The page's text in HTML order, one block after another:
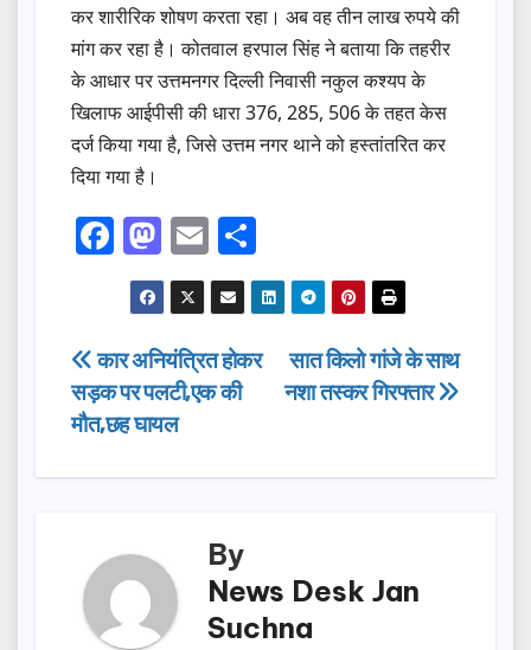
कर शारीरिक शोषण करता रहा। अब वह तीन लाख रुपये की
मांग कर रहा है। कोतवाल हरपाल सिंह ने बताया कि तहरीर
के आधार पर उत्तमनगर दिल्ली निवासी नकुल कश्यप के
खिलाफ आईपीसी की धारा 376, 285, 506 के तहत केस
दर्ज किया गया है, जिसे उत्तम नगर थाने को हस्तांतरित कर
दिया गया है।
F
a
c
e
b
o
M
a
st
o
d
o
E
m
ail
h
ar
e
Post
navigation
सात किलो गांजे के साथ
नशा तस्कर गिरफ्तार
कार अनियंत्रित होकर
सड़क पर पलटी,एक की
मौत,छह घायल
By
News Desk Jan
Suchna